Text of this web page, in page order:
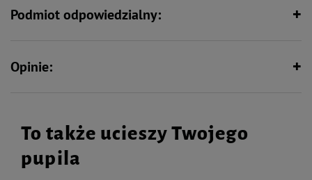
Podmiot odpowiedzialny:
Opinie:
To także ucieszy Twojego
pupila